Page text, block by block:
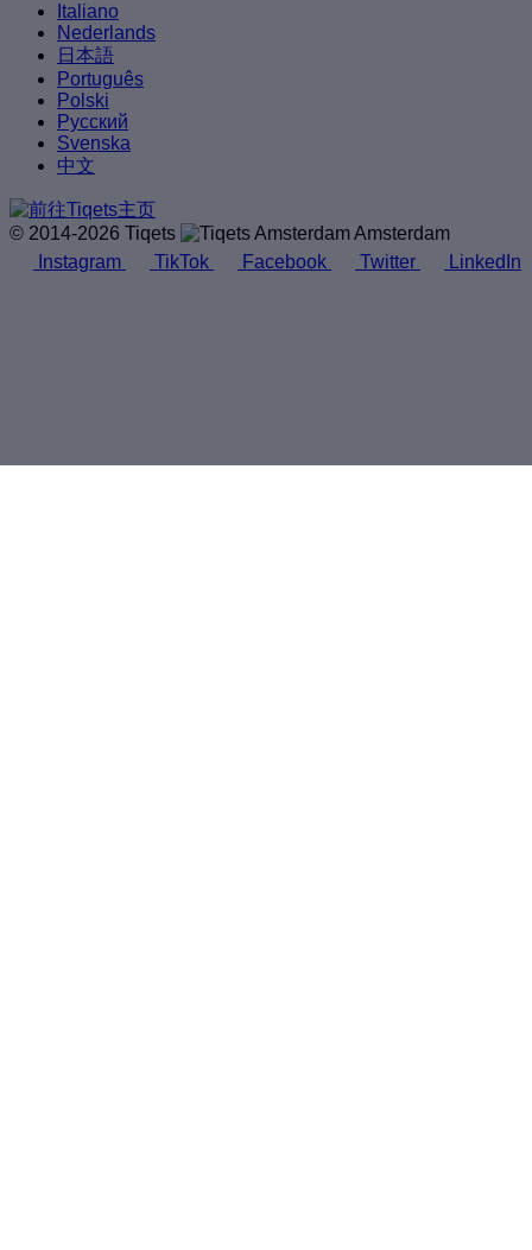
Italiano
Nederlands
日本語
Português
Polski
Русский
Svenska
中文
© 2014-2026 Tiqets
Amsterdam
Instagram
TikTok Facebook Twitter LinkedIn